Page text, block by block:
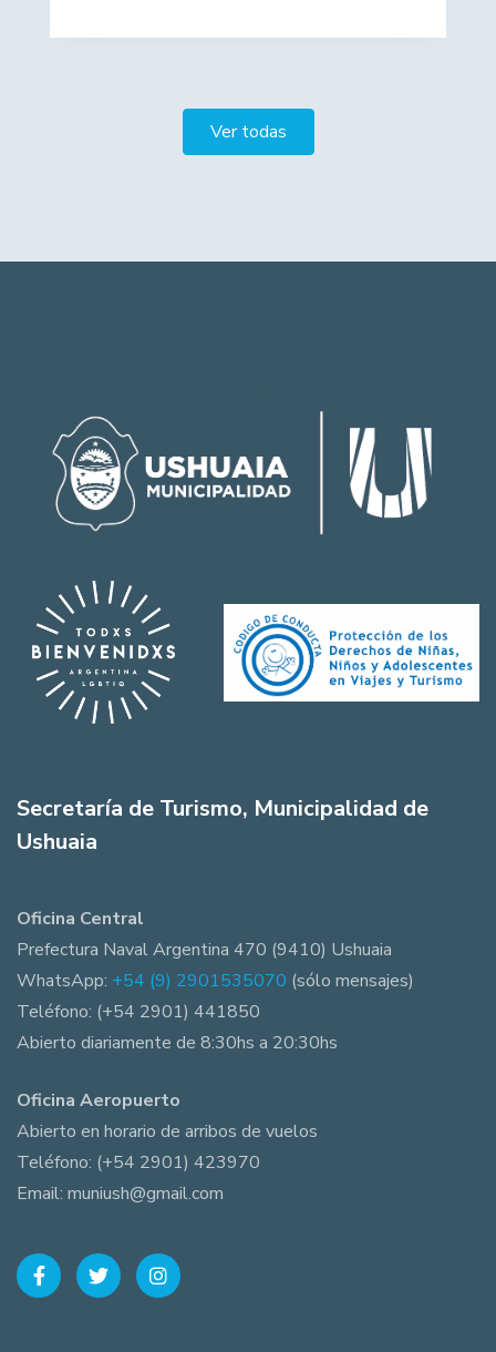
Ver todas
Secretaría de Turismo, Municipalidad de
Ushuaia
Oficina Central
Prefectura Naval Argentina 470 (9410) Ushuaia
WhatsApp: +54 (9) 2901535070 (sólo mensajes)
Teléfono: (+54 2901) 441850
Abierto diariamente de 8:30hs a 20:30hs
Oficina Aeropuerto
Abierto en horario de arribos de vuelos
Teléfono: (+54 2901) 423970
Email: muniush@gmail.com